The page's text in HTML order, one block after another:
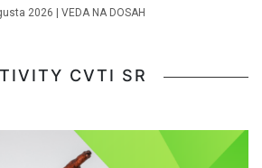
2026 VEDA NA DOSAH
CVTI SR